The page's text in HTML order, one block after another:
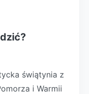
świątynia z
i Warmii